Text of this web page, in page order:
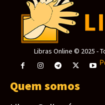
Libras Online © 2025 -
Quem somos